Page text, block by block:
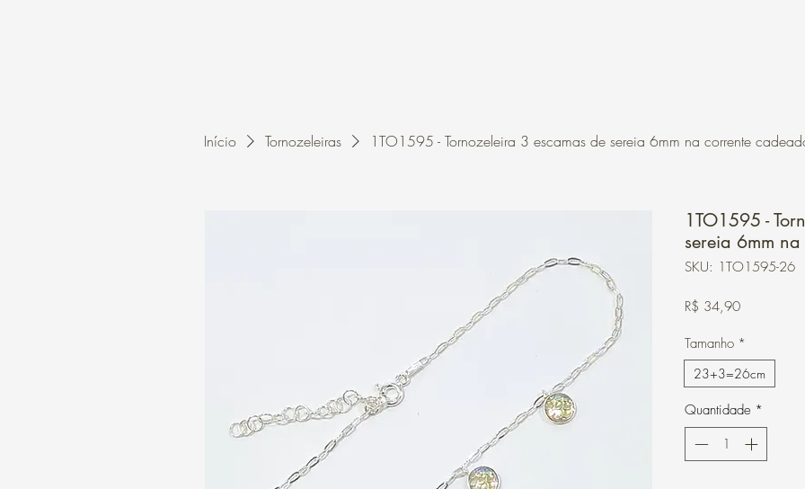
Início Tornozeleiras 1TO1595 - Tornozeleira 3 escamas de sereia 6mm na corrente
1TO1595 -
sereia 6mm
SKU: 1TO1595-26
R$ 34,90Preço
Tamanho *
23+3=26cm
Quantidade *